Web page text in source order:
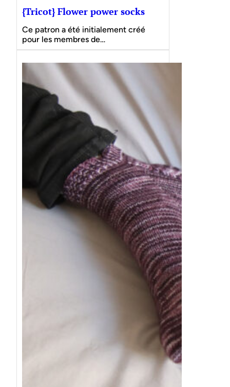
{Tricot} Flower power socks
Ce patron a été initialement créé
pour les membres de…